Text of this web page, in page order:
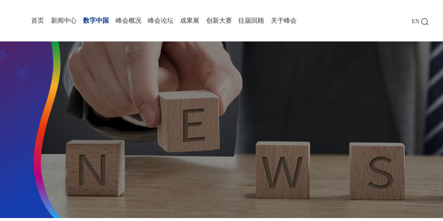
EN
首页 新闻中心 数字中国 峰会概况 峰会论坛 成果展 创新大赛 往届回顾 关于峰会